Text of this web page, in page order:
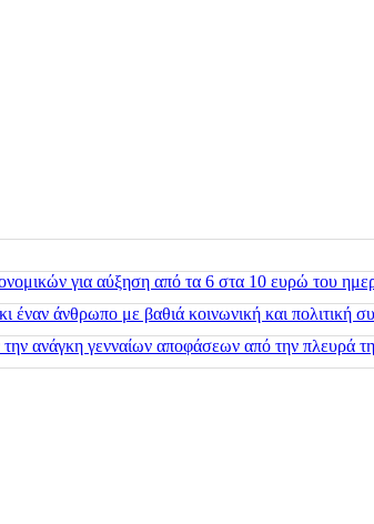
για αύξηση από τα 6 στα 10 ευρώ του
άνθρωπο με βαθιά κοινωνική και πολιτική
ανάγκη γενναίων αποφάσεων από την πλευρά